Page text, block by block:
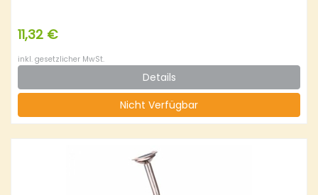
11,32 €
inkl. gesetzlicher MwSt.
Details
Nicht Verfügbar